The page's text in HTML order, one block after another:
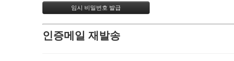
인증메일 재발송